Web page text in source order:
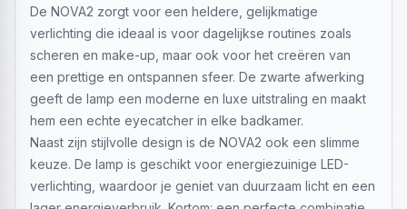
De NOVA2 zorgt voor een heldere, gelijkmatige
verlichting die ideaal is voor dagelijkse routines zoals
scheren en make-up, maar ook voor het creëren van
een prettige en ontspannen sfeer. De zwarte afwerking
geeft de lamp een moderne en luxe uitstraling en maakt
hem een echte eyecatcher in elke badkamer.
Naast zijn stijlvolle design is de NOVA2 ook een slimme
keuze. De lamp is geschikt voor energiezuinige LED-
verlichting, waardoor je geniet van duurzaam licht en een